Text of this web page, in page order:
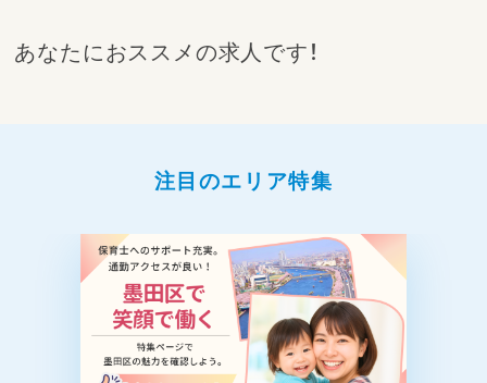
あなたにおススメの求人です！
注目のエリア特集